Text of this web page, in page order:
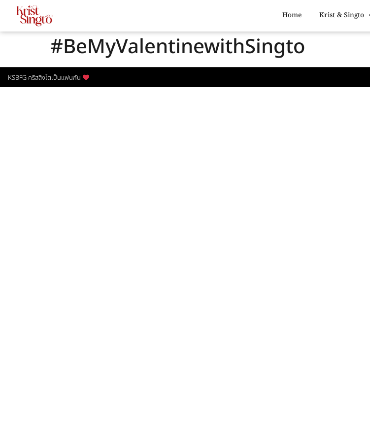
Home Krist & Singto
#BeMyValentinewithSingto
KSBFG คริสสิงโตเป็นแฟนกัน